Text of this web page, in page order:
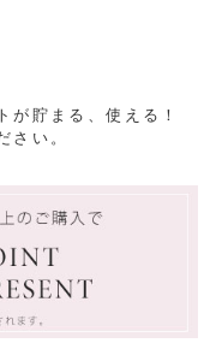
が貯まる、使える！
さい。